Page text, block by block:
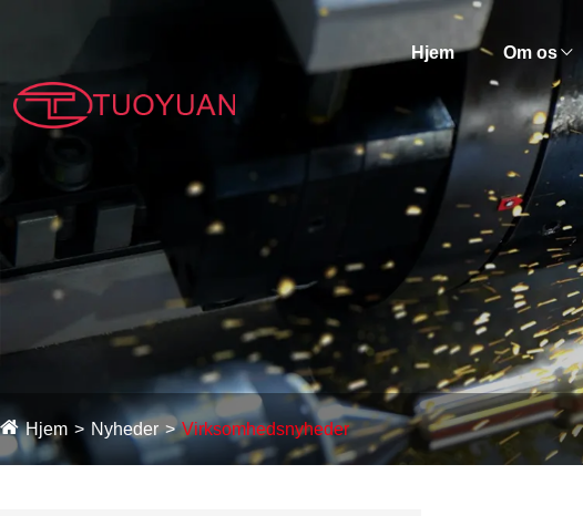
Hjem Om os
Hjem Nyheder Virksomhedsnyheder